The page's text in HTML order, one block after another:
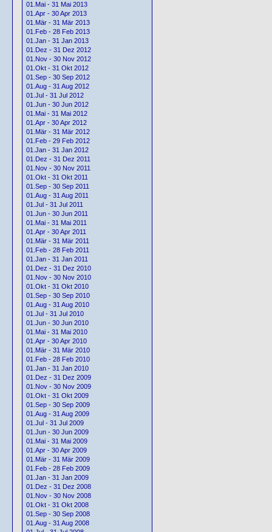
01.Mai - 31 Mai 2013
01.Apr - 30 Apr 2013
01.Mär - 31 Mär 2013
01.Feb - 28 Feb 2013
01.Jan - 31 Jan 2013
01.Dez - 31 Dez 2012
01.Nov - 30 Nov 2012
01.Okt - 31 Okt 2012
01.Sep - 30 Sep 2012
01.Aug - 31 Aug 2012
01.Jul - 31 Jul 2012
01.Jun - 30 Jun 2012
01.Mai - 31 Mai 2012
01.Apr - 30 Apr 2012
01.Mär - 31 Mär 2012
01.Feb - 29 Feb 2012
01.Jan - 31 Jan 2012
01.Dez - 31 Dez 2011
01.Nov - 30 Nov 2011
01.Okt - 31 Okt 2011
01.Sep - 30 Sep 2011
01.Aug - 31 Aug 2011
01.Jul - 31 Jul 2011
01.Jun - 30 Jun 2011
01.Mai - 31 Mai 2011
01.Apr - 30 Apr 2011
01.Mär - 31 Mär 2011
01.Feb - 28 Feb 2011
01.Jan - 31 Jan 2011
01.Dez - 31 Dez 2010
01.Nov - 30 Nov 2010
01.Okt - 31 Okt 2010
01.Sep - 30 Sep 2010
01.Aug - 31 Aug 2010
01.Jul - 31 Jul 2010
01.Jun - 30 Jun 2010
01.Mai - 31 Mai 2010
01.Apr - 30 Apr 2010
01.Mär - 31 Mär 2010
01.Feb - 28 Feb 2010
01.Jan - 31 Jan 2010
01.Dez - 31 Dez 2009
01.Nov - 30 Nov 2009
01.Okt - 31 Okt 2009
01.Sep - 30 Sep 2009
01.Aug - 31 Aug 2009
01.Jul - 31 Jul 2009
01.Jun - 30 Jun 2009
01.Mai - 31 Mai 2009
01.Apr - 30 Apr 2009
01.Mär - 31 Mär 2009
01.Feb - 28 Feb 2009
01.Jan - 31 Jan 2009
01.Dez - 31 Dez 2008
01.Nov - 30 Nov 2008
01.Okt - 31 Okt 2008
01.Sep - 30 Sep 2008
01.Aug - 31 Aug 2008